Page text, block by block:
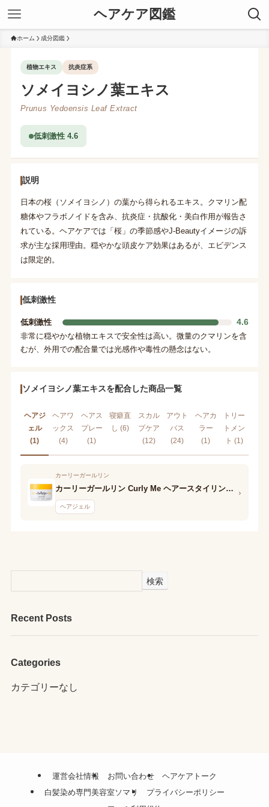
ヘアケア図鑑
ホーム 成分図鑑
植物エキス 抗炎症系
ソメイヨシノ葉エキス
Prunus Yedoensis Leaf Extract
低刺激性 4.6
説明
日本の桜（ソメイヨシノ）の葉から得られるエキス。クマリン配
糖体やフラボノイドを含み、抗炎症・抗酸化・美白作用が報告さ
れている。ヘアケアでは「桜」の季節感やJ-Beautyイメージの訴
求が主な採用理由。穏やかな頭皮ケア効果はあるが、エビデンス
は限定的。
低刺激性
低刺激性 4.6
非常に穏やかな植物エキスで安全性は高い。微量のクマリンを含
むが、外用での配合量では光感作や毒性の懸念はない。
ソメイヨシノ葉エキスを配合した商品一覧
ヘアジ
ェル
(1)
ヘアワ
ックス
(4)
ヘアス
プレー
(1)
寝癖直
し (6)
スカル
プケア
(12)
アウト
バス
(24)
ヘアカ
ラー
(1)
トリー
トメン
ト (1)
カーリーガールリン
カーリーガールリン Curly Me ヘアースタイリングジェル(ユズ)
ヘアジェル
›
検索
Recent Posts
Categories
カテゴリーなし
運営会社情報 お問い合わせ
ヘアケアトーク
白髪染め専門美容室ソマリ
プライバシーポリシー